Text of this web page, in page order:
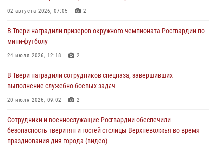
27 июля 2026, 08:29
В Твери наградили призеров окружного чемпионата Росгвардии по
мини-футболу
24 июля 2026, 12:18 2
Росгвардейцы оказали помощь водителю на дороге в городе Кашин
22 июля 2026, 08:35
02 августа 2026, 07:05 2
В Твери наградили призеров окружного чемпионата Росгвардии по
мини-футболу
24 июля 2026, 12:18 2
В Твери наградили сотрудников спецназа, завершивших
выполнение служебно-боевых задач
20 июля 2026, 09:02 2
Сотрудники и военнослужащие Росгвардии обеспечили
безопасность тверитян и гостей столицы Верхневолжья во время
празднования дня города (видео)